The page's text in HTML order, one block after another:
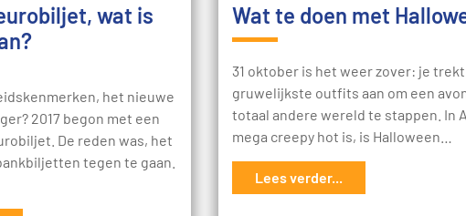
wat is
het nieuwe
2017 begon met een
De reden was, het
tegen te gaan.
Wat te doen met
31 oktober is het weer zover: je
gruwelijkste outfits aan om een
totaal andere wereld te stappen. In
mega creepy hot is, is Halloween…
Lees verder...